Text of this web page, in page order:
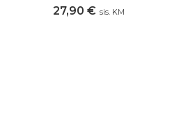
27,90 € sis. KM